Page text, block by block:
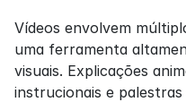
Vídeos envolvem
uma ferramenta
visuais. Explicações
instrucionais e